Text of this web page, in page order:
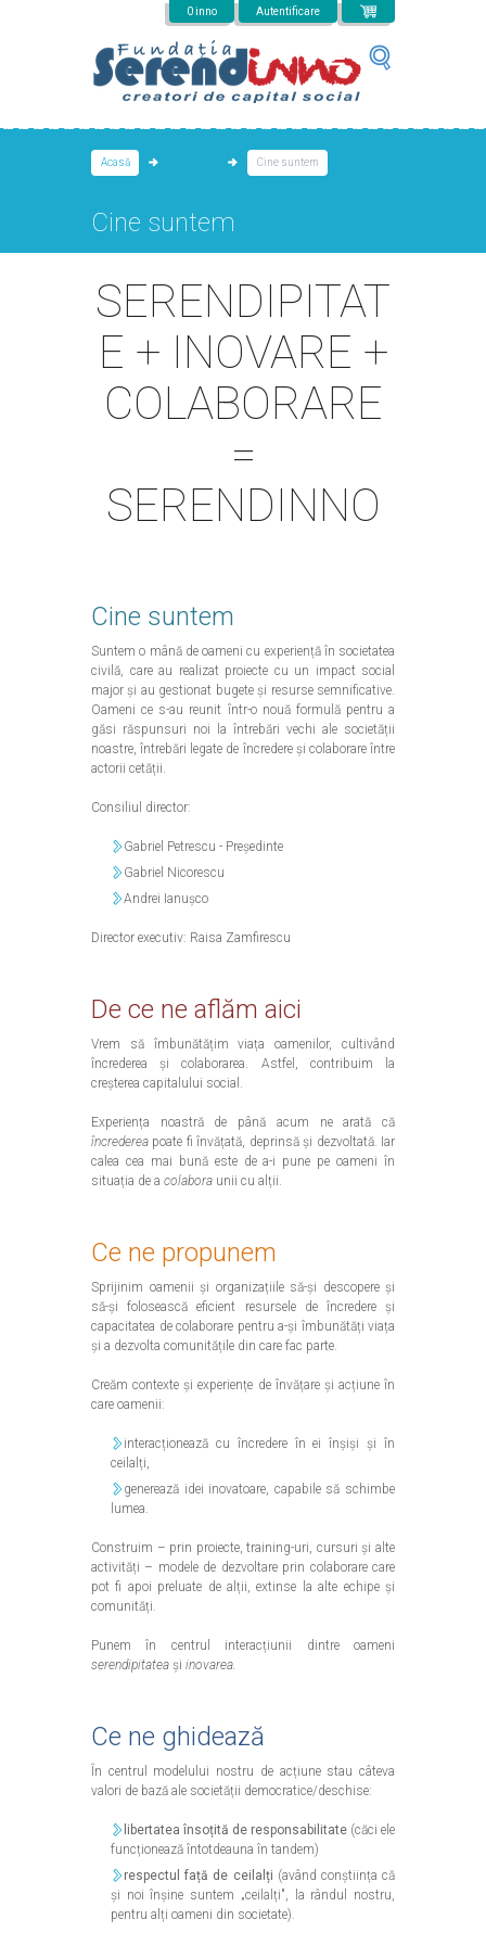
0 inno Autentificare
Acasă
Cine suntem
Cine suntem
SERENDIPITAT
E + INOVARE +
COLABORARE
=
SERENDINNO
Cine suntem
Suntem o mână de oameni cu experiență în societatea
civilă, care au realizat proiecte cu un impact social
major și au gestionat bugete și resurse semnificative.
Oameni ce s-au reunit într-o nouă formulă pentru a
găsi răspunsuri noi la întrebări vechi ale societății
noastre, întrebări legate de încredere și colaborare între
actorii cetății.
Consiliul director:
Gabriel Petrescu - Președinte
Gabriel Nicorescu
Andrei Ianușco
Director executiv: Raisa Zamfirescu
De ce ne aflăm aici
Vrem să îmbunătățim viața oamenilor, cultivând
încrederea și colaborarea. Astfel, contribuim la
creșterea capitalului social.
Experiența noastră de până acum ne arată că
încrederea poate fi învățată, deprinsă și dezvoltată. Iar
calea cea mai bună este de a-i pune pe oameni în
situația de a colabora unii cu alții.
Ce ne propunem
Sprijinim oamenii și organizațiile să-și descopere și
să-și folosească eficient resursele de încredere și
capacitatea de colaborare pentru a-și îmbunătăți viața
și a dezvolta comunitățile din care fac parte.
Creăm contexte și experiențe de învățare și acțiune în
care oamenii:
interacționează cu încredere în ei înșiși și în
ceilalți,
generează idei inovatoare, capabile să schimbe
lumea.
Construim – prin proiecte, training-uri, cursuri și alte
activități – modele de dezvoltare prin colaborare care
pot fi apoi preluate de alții, extinse la alte echipe și
comunități.
Punem în centrul interacțiunii dintre oameni
serendipitatea și inovarea.
Ce ne ghidează
În centrul modelului nostru de acțiune stau câteva
valori de bază ale societății democratice/deschise:
libertatea însoțită de responsabilitate (căci ele
funcționează întotdeauna în tandem)
respectul față de ceilalți (având conștiința că
și noi înșine suntem „ceilalți", la rândul nostru,
pentru alți oameni din societate).